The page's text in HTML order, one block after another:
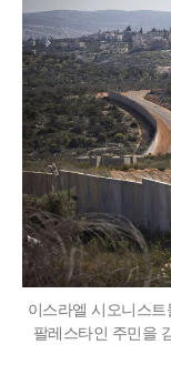
이스라엘 시오니스
팔레스타인 주민을